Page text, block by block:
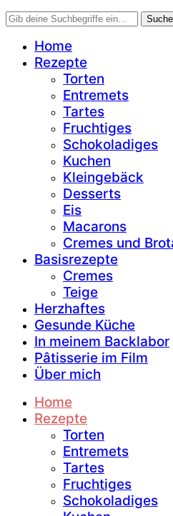
Home
Rezepte
Torten
Entremets
Tartes
Fruchtiges
Schokoladiges
Kuchen
Kleingebäck
Desserts
Eis
Macarons
Cremes und
Basisrezepte
Cremes
Teige
Herzhaftes
Gesunde Küche
In meinem Backlabor
Pâtisserie im Film
Über mich
Home
Rezepte
Torten
Entremets
Tartes
Fruchtiges
Schokoladiges